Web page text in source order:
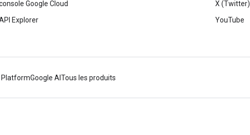
Google Cloud
Explorer
X (Twitter)
YouTube
PlatformGoogle AI Tous les produits